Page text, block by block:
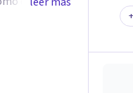
te
directa para
+